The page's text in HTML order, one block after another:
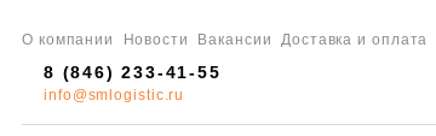
О компании Новости Вакансии Доставка и оплата
8 (846) 233-41-55
info@smlogistic.ru